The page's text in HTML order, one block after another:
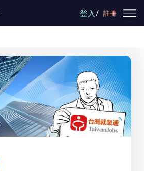
登入/ 註冊